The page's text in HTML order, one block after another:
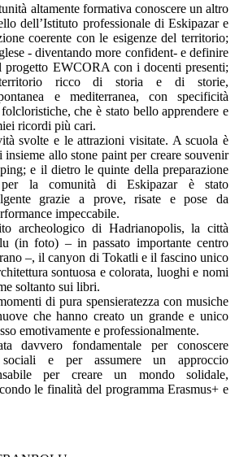
altamente formativa conoscere un altro
dell’Istituto professionale di Eskipazar e
coerente con le esigenze del territorio;
- diventando more confident- e definire
progetto EWCORA con i docenti presenti;
ricco di storia e di storie,
e mediterranea, con specificità
che è stato bello apprendere e
ricordi più cari.
svolte e le attrazioni visitate. A scuola è
allo stone paint per creare souvenir
e il dietro le quinte della preparazione
la comunità di Eskipazar è stato
grazie a prove, risate e pose da
impeccabile.
archeologico di Hadrianopolis, la città
(in foto) – in passato importante centro
–, il canyon di Tokatli e il fascino unico
sontuosa e colorata, luoghi e nomi
soltanto sui libri.
di pura spensieratezza con musiche
che hanno creato un grande e unico
emotivamente e professionalmente.
davvero fondamentale per conoscere
e per assumere un approccio
per creare un mondo solidale,
le finalità del programma Erasmus+ e